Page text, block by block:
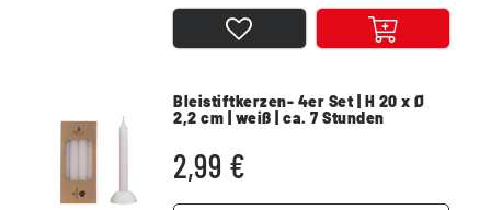
Bleistiftkerzen- 4er Set | H 20 x Ø
2,2 cm | weiß | ca. 7 Stunden
2,99 €